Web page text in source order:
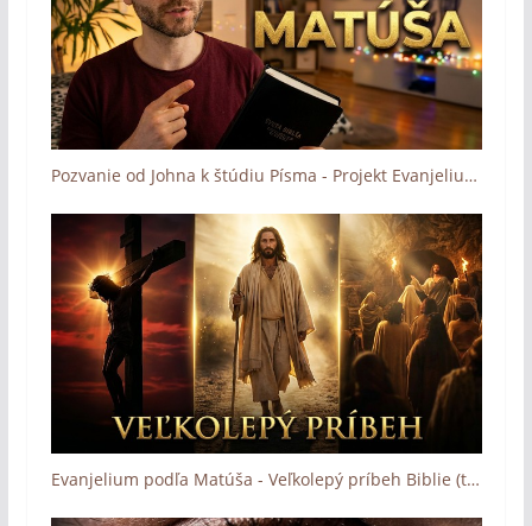
Pozvanie od Johna k štúdiu Písma - Projekt Evanjelium podľa Matúša (Project Gospel of Matthew)
Evanjelium podľa Matúša - Veľkolepý príbeh Biblie (trailer)